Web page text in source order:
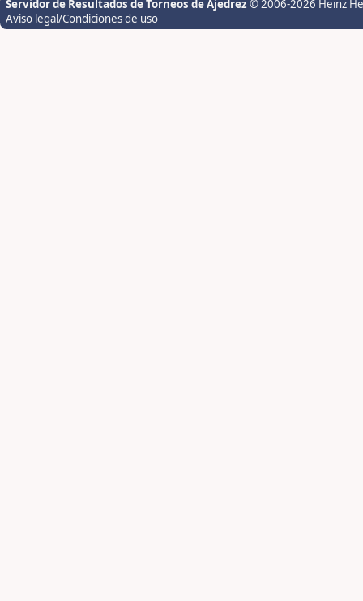
Servidor de Resultados de Torneos de Ajedrez © 2006-2026 Heinz
Aviso legal/Condiciones de uso